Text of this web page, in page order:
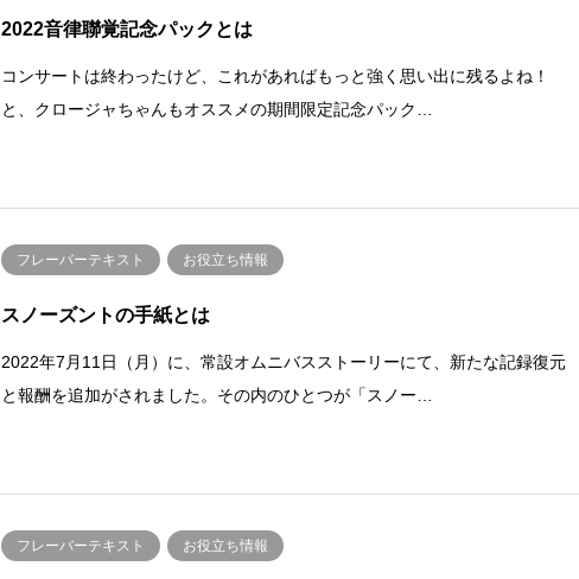
2022音律聯覚記念パックとは
コンサートは終わったけど、これがあればもっと強く思い出に残るよね！
と、クロージャちゃんもオススメの期間限定記念パック…
フレーバーテキスト お役立ち情報
スノーズントの手紙とは
2022年7月11日（月）に、常設オムニバスストーリーにて、新たな記録復元
と報酬を追加がされました。その内のひとつが「スノー…
フレーバーテキスト お役立ち情報